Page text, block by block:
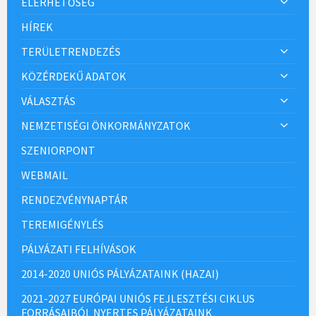
HÍREK
TERÜLETRENDEZÉS
KÖZÉRDEKŰ ADATOK
VÁLASZTÁS
NEMZETISÉGI ÖNKORMÁNYZATOK
SZENIORPONT
WEBMAIL
RENDEZVÉNYNAPTÁR
TEREMIGÉNYLÉS
PÁLYÁZATI FELHÍVÁSOK
2014-2020 UNIÓS PÁLYÁZATAINK (HAZAI)
2021-2027 EURÓPAI UNIÓS FEJLESZTÉSI CIKLUS
FORRÁSAIBÓL NYERTES PÁLYÁZATAINK